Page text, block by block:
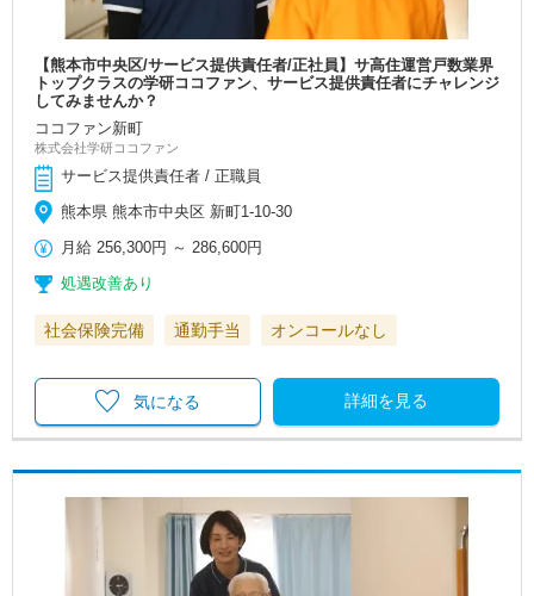
【熊本市中央区/サービス提供責任者/正社員】サ高住運営戸数業界
トップクラスの学研ココファン、サービス提供責任者にチャレンジ
してみませんか？
ココファン新町
株式会社学研ココファン
サービス提供責任者 / 正職員
熊本県 熊本市中央区 新町1-10-30
月給 256,300円 ～286,600円
処遇改善あり
社会保険完備 通勤手当 オンコールなし
詳細を見る
気になる